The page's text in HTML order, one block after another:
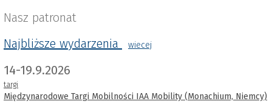
Nasz patronat
Najbliższe wydarzenia
wiecej
14-19.9.2026
targi
Międzynarodowe Targi Mobilności IAA Mobility (Monachium, Niemcy)